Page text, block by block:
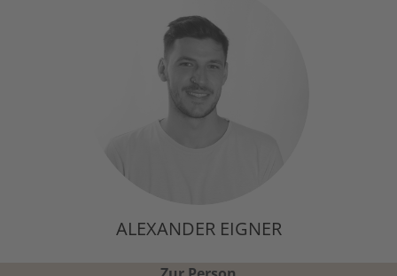
ALEXANDER EIGNER